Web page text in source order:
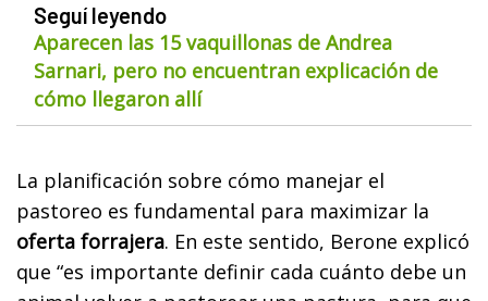
Seguí leyendo
Aparecen las 15 vaquillonas de Andrea
Sarnari, pero no encuentran explicación de
cómo llegaron allí
La planificación sobre cómo manejar el
pastoreo es fundamental para maximizar la
oferta forrajera. En este sentido, Berone explicó
que “es importante definir cada cuánto debe un